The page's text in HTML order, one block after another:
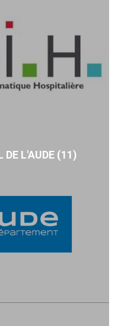
DE L'AUDE (11)